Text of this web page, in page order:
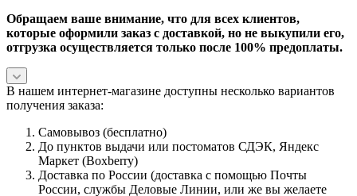
Обращаем ваше внимание, что для всех клиентов,
которые оформили заказ с доставкой, но не выкупили его,
отгрузка осуществляется только после 100% предоплаты.
В нашем интернет-магазине доступны несколько вариантов
получения заказа:
Самовывоз (бесплатно)
До пунктов выдачи или постоматов СДЭК, Яндекс
Маркет (Boxberry)
Доставка по России (доставка с помощью Почты
России, службы Деловые Линии, или же вы желаете